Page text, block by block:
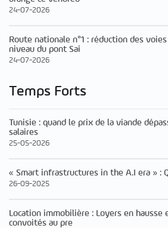
24-07-2026
Route nationale n°1 : réduction des
niveau du pont Sai
24-07-2026
Temps Forts
Tunisie : quand le prix de la viande
salaires
25-05-2026
« Smart infrastructures in the A.I era » :
26-09-2025
Location immobilière : Loyers en hausse
convoités au pre